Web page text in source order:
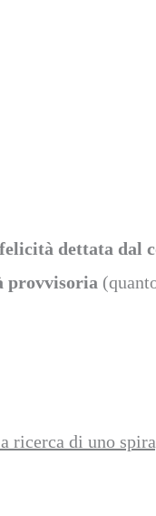
felicità dettata dal
provvisoria
ricerca di uno